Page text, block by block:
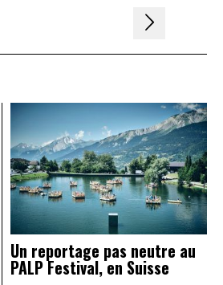
Un reportage pas neutre au
PALP Festival, en Suisse